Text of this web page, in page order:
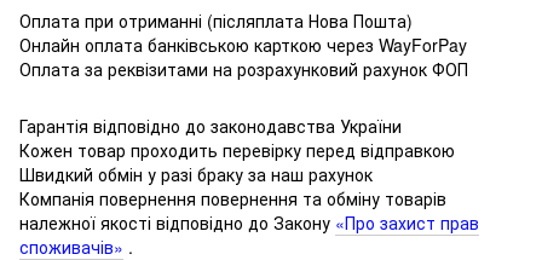
Оплата при отриманні (післяплата Нова Пошта)
Онлайн оплата банківською карткою через WayForPay
Оплата за реквізитами на розрахунковий рахунок ФОП
Гарантія відповідно до законодавства України
Кожен товар проходить перевірку перед відправкою
Швидкий обмін у разі браку за наш рахунок
Компанія повернення повернення та обміну товарів
належної якості відповідно до Закону «Про захист прав
споживачів» .